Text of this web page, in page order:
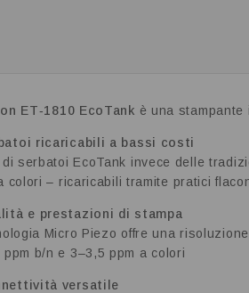
ET‑1810 EcoTank è una
ricaricabili a bassi costi
di serbatoi EcoTank invece delle
colori – ricaricabili tramite pratici
e prestazioni di stampa
Micro Piezo offre una
ppm b/n e 3–3,5 ppm a colori
versatile